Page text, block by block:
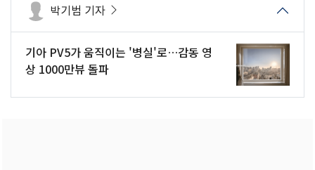
박기범 기자
기아 PV5가 움직이는 '병실'로…감동 영
상 1000만뷰 돌파